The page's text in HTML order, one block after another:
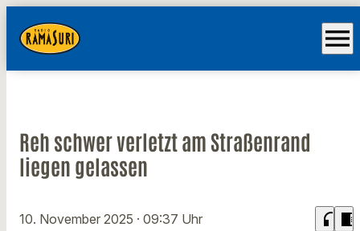
menu
Reh schwer verletzt am Straßenrand
liegen gelassen
10. November 2025 · 09:37 Uhr headphones chrome_reader_mode